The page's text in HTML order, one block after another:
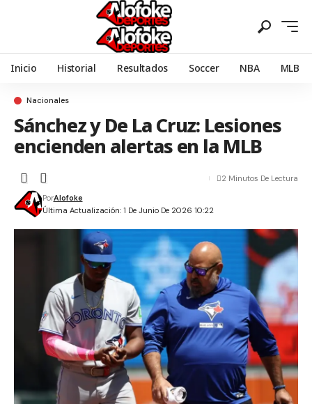
Inicio Historial Resultados Soccer NBA MLB
Nacionales
Sánchez y De La Cruz: Lesiones
encienden alertas en la MLB
Última Actualización: 1 De Junio De 2026 10:22
PorAlofoke
2 Minutos De Lectura